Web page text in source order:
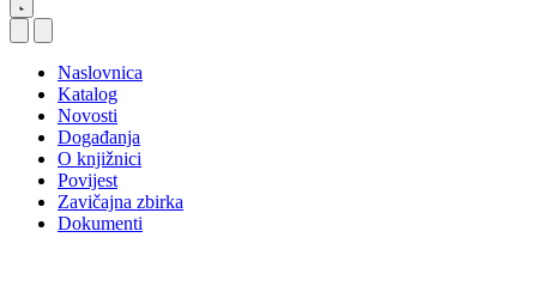
Naslovnica
Katalog
Novosti
Događanja
O knjižnici
Povijest
Zavičajna zbirka
Dokumenti